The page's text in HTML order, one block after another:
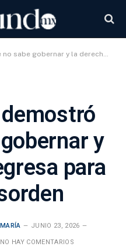
y la derecha regresa para limpiar el desorden
y
para
JUNIO 23, 2026
NO HAY COMENTARIOS